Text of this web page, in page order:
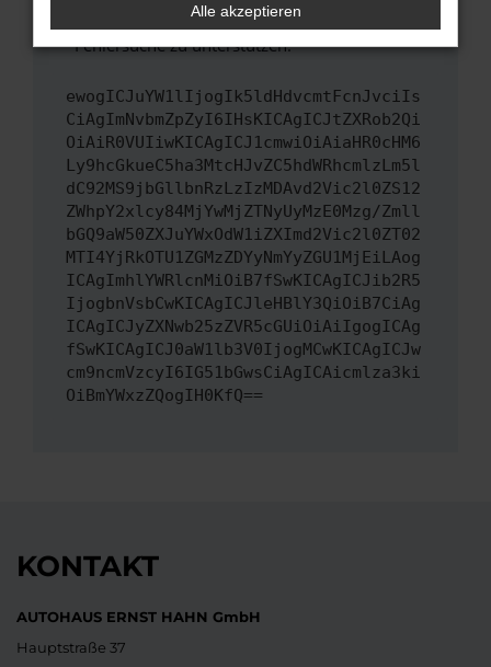
uns diesen Text schicken, um uns bei der
Fehlersuche zu unterstützen:
ewogICJuYW1lIjogIk5ldHdvcmtFcnJvciIs
CiAgImNvbmZpZyI6IHsKICAgICJtZXRob2Qi
OiAiR0VUIiwKICAgICJ1cmwiOiAiaHR0cHM6
Ly9hcGkueC5ha3MtcHJvZC5hdWRhcmlzLm5l
dC92MS9jbGllbnRzLzIzMDAvd2Vic2l0ZS12
ZWhpY2xlcy84MjYwMjZTNyUyMzE0Mzg/Zmll
bGQ9aW50ZXJuYWxOdW1iZXImd2Vic2l0ZT02
MTI4YjRkOTU1ZGMzZDYyNmYyZGU1MjEiLAog
ICAgImhlYWRlcnMiOiB7fSwKICAgICJib2R5
IjogbnVsbCwKICAgICJleHBlY3QiOiB7CiAg
ICAgICJyZXNwb25zZVR5cGUiOiAiIgogICAg
fSwKICAgICJ0aW1lb3V0IjogMCwKICAgICJw
cm9ncmVzcyI6IG51bGwsCiAgICAicmlza3ki
OiBmYWxzZQogIH0KfQ==
KONTAKT
AUTOHAUS ERNST HAHN GmbH
Hauptstraße 37
Alle akzeptieren